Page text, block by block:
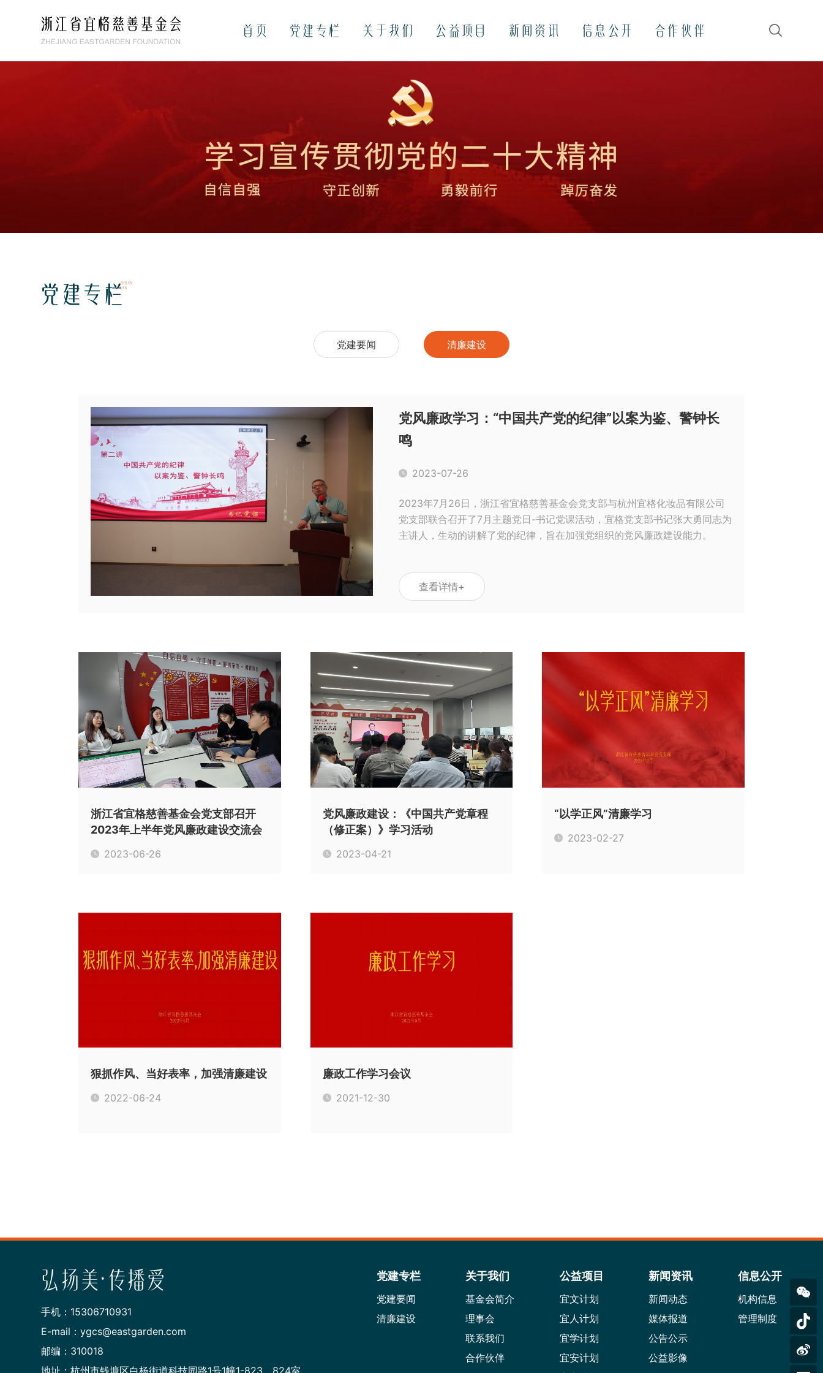
首页 党建专栏 关于我们 公益项目 新闻资讯 信息公开 合作伙伴
宜学计划
新闻资讯
新闻动态
媒体报道
党建专栏ZHUAN
LAN
党建要闻 清廉建设
党风廉政学习：“中国共产党的纪律”以案为鉴、警钟长
鸣
2023-07-26
2023年7月26日，浙江省宜格慈善基金会党支部与杭州宜格化妆品有限公司
党支部联合召开了7月主题党日-书记党课活动，宜格党支部书记张大勇同志为
主讲人，生动的讲解了党的纪律，旨在加强党组织的党风廉政建设能力。
查看详情+
浙江省宜格慈善基金会党支部召开
2023年上半年党风廉政建设交流会
2023-06-26
党风廉政建设：《中国共产党章程
（修正案）》学习活动
2023-04-21
“以学正风”清廉学习
2023-02-27
狠抓作风、当好表率，加强清廉建设
2022-06-24
廉政工作学习会议
2021-12-30
弘扬美·传播爱
手机：15306710931
E-mail：ygcs@eastgarden.com
邮编：310018
党建专栏
党建要闻
清廉建设
关于我们
基金会简介
理事会
联系我们
合作伙伴
公益项目
宜文计划
宜人计划
宜学计划
宜安计划
新闻资讯
新闻动态
媒体报道
公告公示
公益影像
信息公开
机构信息
管理制度